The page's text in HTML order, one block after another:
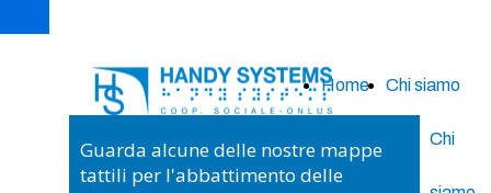
Home Chi siamo
Chi
Guarda alcune delle nostre mappe
tattili per l'abbattimento delle